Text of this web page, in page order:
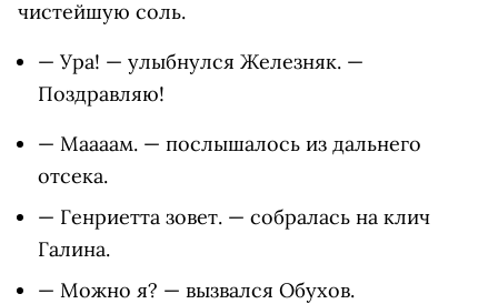
чистейшую соль.
— Ура! — улыбнулся Железняк. —
Поздравляю!
— Маааам. — послышалось из дальнего
отсека.
— Генриетта зовет. — собралась на клич
Галина.
— Можно я? — вызвался Обухов.